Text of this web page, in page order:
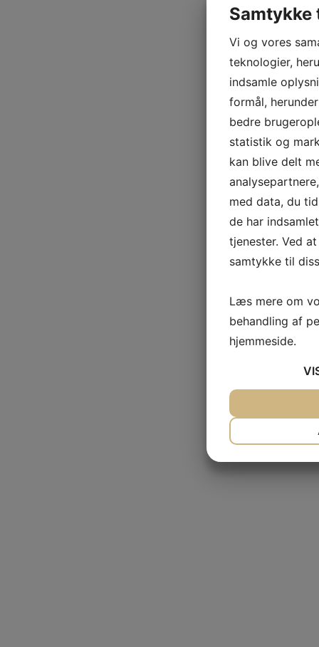
Vi og vores
teknologier,
indsamle
formål,
bedre
statistik og
kan blive delt
med data, du
de har
tjenester. Ved
samtykke til
Læs mere om
behandling af
hjemmeside.